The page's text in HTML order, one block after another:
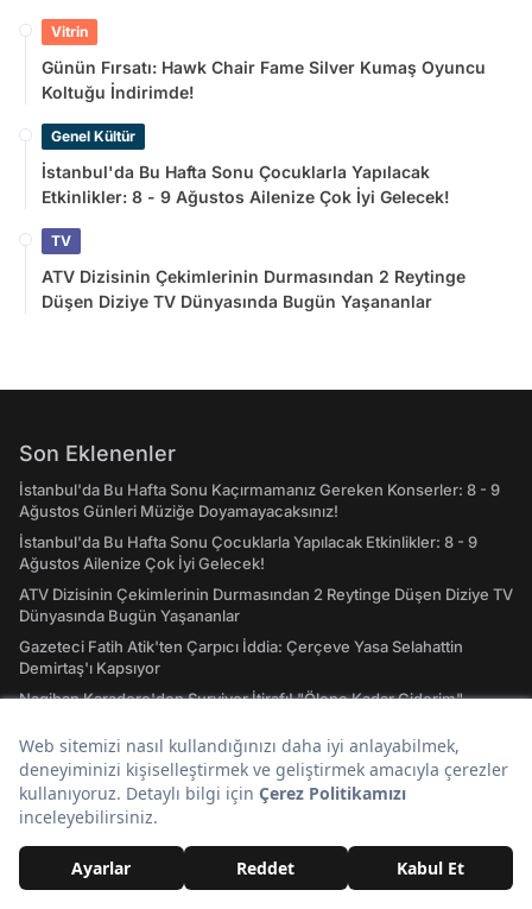
Vitrin
Günün Fırsatı: Hawk Chair Fame Silver Kumaş Oyuncu
Koltuğu İndirimde!
Genel Kültür
İstanbul'da Bu Hafta Sonu Çocuklarla Yapılacak
Etkinlikler: 8 - 9 Ağustos Ailenize Çok İyi Gelecek!
TV
ATV Dizisinin Çekimlerinin Durmasından 2 Reytinge
Düşen Diziye TV Dünyasında Bugün Yaşananlar
Son Eklenenler
İstanbul'da Bu Hafta Sonu Kaçırmamanız Gereken Konserler: 8 - 9
Ağustos Günleri Müziğe Doyamayacaksınız!
İstanbul'da Bu Hafta Sonu Çocuklarla Yapılacak Etkinlikler: 8 - 9
Ağustos Ailenize Çok İyi Gelecek!
ATV Dizisinin Çekimlerinin Durmasından 2 Reytinge Düşen Diziye TV
Dünyasında Bugün Yaşananlar
Gazeteci Fatih Atik'ten Çarpıcı İddia: Çerçeve Yasa Selahattin
Demirtaş'ı Kapsıyor
Nagihan Karadere'den Survivor İtirafı! "Ölene Kadar Giderim"
Çimleri Daha Gür Yapıyor
Günün Popüler Başlıkları
İlk Anket Sonucu: YENİ Parti'nin Oy Oranı Belli Oldu, CHP Barajın
Altına Düştü!
Türkiye, Arabistan ve Pakistan Arasında Mekke Anlaşması: Birine